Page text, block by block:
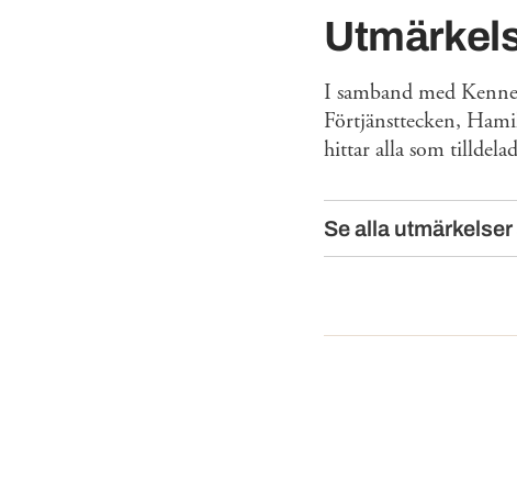
I samband med
Förtjänsttecken,
hittar alla som
Se alla